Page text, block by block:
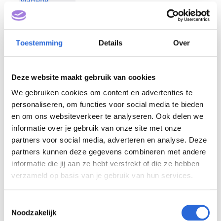
Toestemming Details Over
Deze website maakt gebruik van cookies
We gebruiken cookies om content en advertenties te
personaliseren, om functies voor social media te bieden
en om ons websiteverkeer te analyseren. Ook delen we
informatie over je gebruik van onze site met onze
partners voor social media, adverteren en analyse. Deze
partners kunnen deze gegevens combineren met andere
informatie die jij aan ze hebt verstrekt of die ze hebben
verzameld op basis van je gebruik van hun services.
Noodzakelijk
welke organisatie? “Mijn naam is ir. Marlène
Ruigrok van Houtum en ik ben directeur van
Marlijn Academie. Wij zijn een erkende
Praktijkverhaal:
Essenzo
5 februari
2026
Zeker bij een opleiding waar de studenten
relatief weinig bij de opleiding aanwezig zijn
internationaal werkveld, is een NLQF-
inschaling een belangrijke houvast. “Het
mooie is dat we dankzij NLQF de
werk je doelgericht ergens naartoe.” In dit